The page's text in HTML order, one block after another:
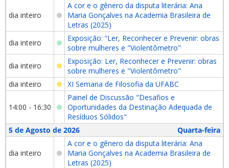
dia inteiro
A cor e o gênero da disputa literária: Ana
Maria Gonçalves na Academia Brasileira de
Letras (2025)
dia inteiro
Exposição: “Ler, Reconhecer e Prevenir: obras
sobre mulheres e "Violentômetro"
dia inteiro
Exposição: Ler, Reconhecer e Prevenir: obras
sobre mulheres e "Violentômetro"
dia inteiro
XI Semana de Filosofia da UFABC
14:00 - 16:30
Painel de Discussão "Desafios e
Oportunidades da Destinação Adequada de
Resíduos Sólidos"
5 de Agosto de 2026
Quarta-feira
dia inteiro
A cor e o gênero da disputa literária: Ana
Maria Gonçalves na Academia Brasileira de
Letras (2025)